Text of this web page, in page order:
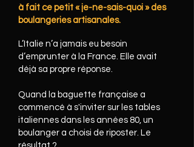
à fait ce petit « je-ne-sais-quoi » des
boulangeries artisanales.
L’Italie n’a jamais eu besoin
d’emprunter à la France. Elle avait
déjà sa propre réponse.
Quand la baguette française a
commencé à s'inviter sur les tables
italiennes dans les années 80, un
boulanger a choisi de riposter. Le